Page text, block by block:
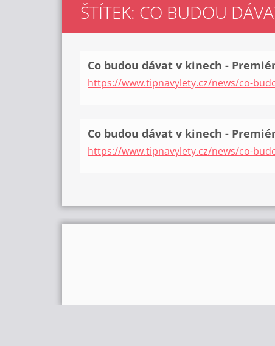
ŠTÍTEK: CO BUDOU
Co budou dávat v kinech -
https://www.tipnavylety.cz/news/co-
Co budou dávat v kinech -
https://www.tipnavylety.cz/news/co-